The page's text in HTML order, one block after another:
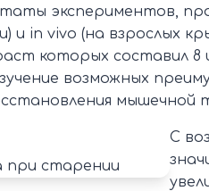
экспериментов,
и in vivo (на взрослых
которых составил 8
возможных
мышечной
С